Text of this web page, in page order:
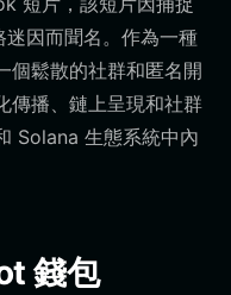
因而聞名。作為一種
個鬆散的社群和匿名開
傳播、鏈上呈現和社群
Solana 生態系統中內
錢包